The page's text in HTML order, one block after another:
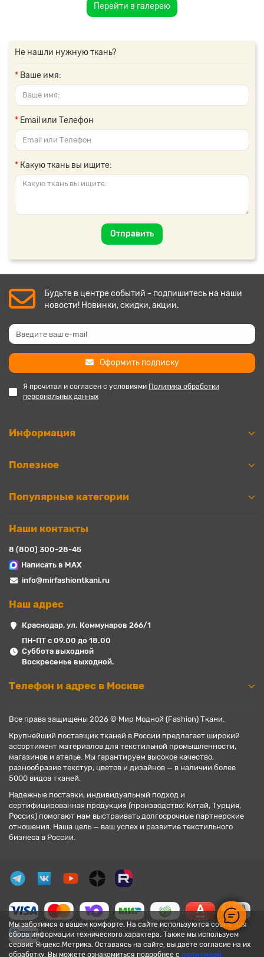
Перейти в галерею
Не нашли нужную ткань?
Ваше имя:
Email или Телефон
Какую ткань вы ищите:
Отправить
Мы заботимся о вашем комфорте. На сайте используются cookie для
сбора информации технического характера. Также мы используем
сервис Яндекс.Метрика. Оставаясь на сайте, вы даёте согласие на их
обработку. Вы можете ознакомиться подробнее с политикой
Будьте в центре событий - подпишитесь на наши
новости! Новинки, скидки, акции.
Оформить подписку
Я прочитал и согласен с условиями Политика обработки
персональных данных
Информация
Полезное
Популярные категории
Наши контакты
8 (800) 300-28-45
Написать в MAX
info@mirfashiontkani.ru
Наш адрес
Краснодар, ул. Коммунаров 266/1
ПН-ПТ с 09.00 до 18.00
Суббота выходной
Воскресенье выходной.
Телефон и адрес в Москве
Все права защищены 2026 © Мир Модной (Fashion) Ткани.
Крупнейший поставщик тканей в России предлагает широкий
ассортимент материалов для текстильной промышленности,
магазинов и ателье. Мы гарантируем высокое качество,
разнообразие текстур, цветов и дизайнов — в наличии более
5000 видов тканей.
Надежные поставки, индивидуальный подход и
сертифицированная продукция (производство: Китай, Турция,
Россия) помогают нам выстраивать долгосрочные партнерские
отношения. Наша цель — ваш успех и развитие текстильного
бизнеса в России.